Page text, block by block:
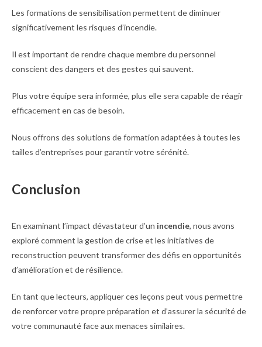
Les formations de sensibilisation permettent de diminuer
significativement les risques d’incendie.
Il est important de rendre chaque membre du personnel
conscient des dangers et des gestes qui sauvent.
Plus votre équipe sera informée, plus elle sera capable de réagir
efficacement en cas de besoin.
Nous offrons des solutions de formation adaptées à toutes les
tailles d’entreprises pour garantir votre sérénité.
Conclusion
En examinant l’impact dévastateur d’un incendie, nous avons
exploré comment la gestion de crise et les initiatives de
reconstruction peuvent transformer des défis en opportunités
d’amélioration et de résilience.
En tant que lecteurs, appliquer ces leçons peut vous permettre
de renforcer votre propre préparation et d’assurer la sécurité de
votre communauté face aux menaces similaires.